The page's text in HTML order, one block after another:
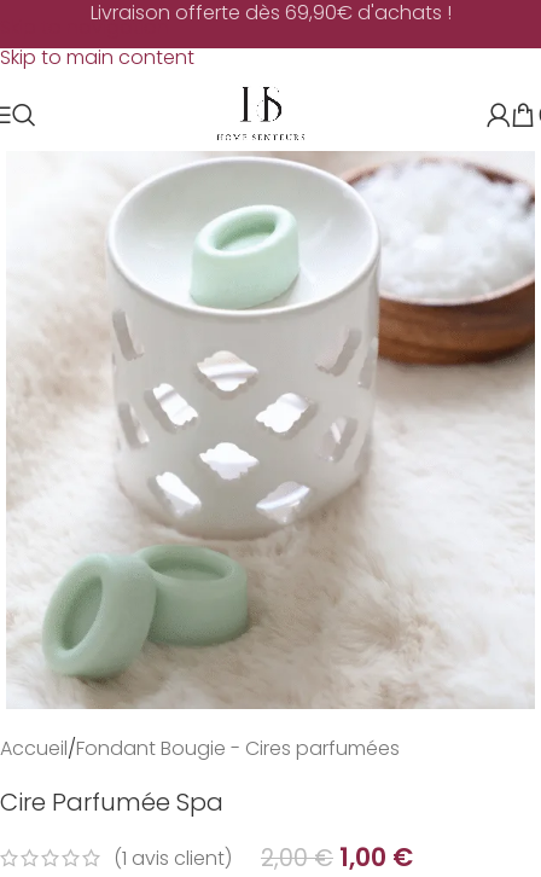
Skip to navigation
Skip to main content
Livraison offerte dès 69,90€ d'achats !
-50%
Accueil/Fondant Bougie - Cires parfumées
Cire Parfumée Spa
(1 avis client) 2,00€ 1,00 €